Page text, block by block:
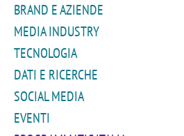
BRAND E AZIENDE
MEDIA INDUSTRY
TECNOLOGIA
DATI E RICERCHE
SOCIAL MEDIA
EVENTI